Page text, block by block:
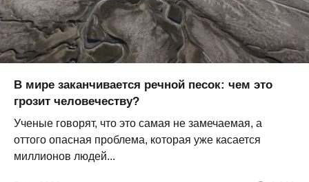
В мире заканчивается речной песок: чем это
грозит человечеству?
Ученые говорят, что это самая не замечаемая, а
оттого опасная проблема, которая уже касается
миллионов людей...